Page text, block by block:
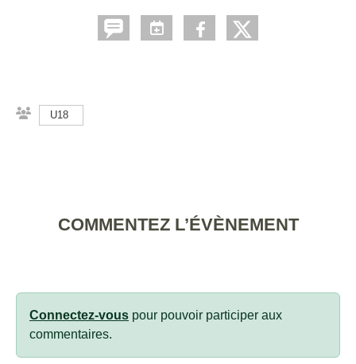
U18
COMMENTEZ L’ÉVÈNEMENT
Connectez-vous pour pouvoir participer aux
commentaires.